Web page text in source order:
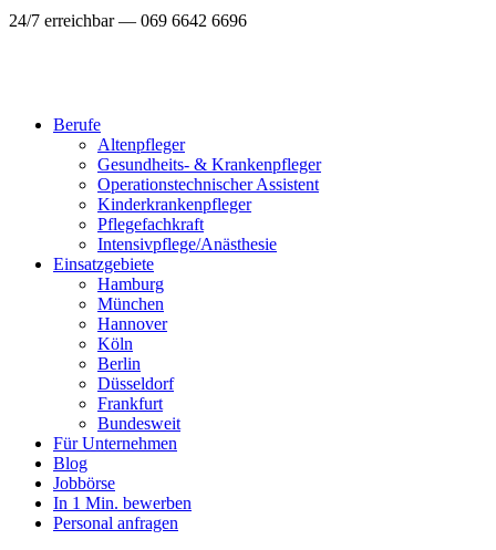
24/7 erreichbar — 069 6642 6696
Berufe
Altenpfleger
Gesundheits- & Krankenpfleger
Operationstechnischer Assistent
Kinderkrankenpfleger
Pflegefachkraft
Intensivpflege/Anästhesie
Einsatzgebiete
Hamburg
München
Hannover
Köln
Berlin
Düsseldorf
Frankfurt
Bundesweit
Für Unternehmen
Blog
Jobbörse
In 1 Min. bewerben
Personal anfragen